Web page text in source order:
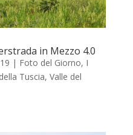
in Mezzo 4.0
| Foto del Giorno, I
Tuscia, Valle del